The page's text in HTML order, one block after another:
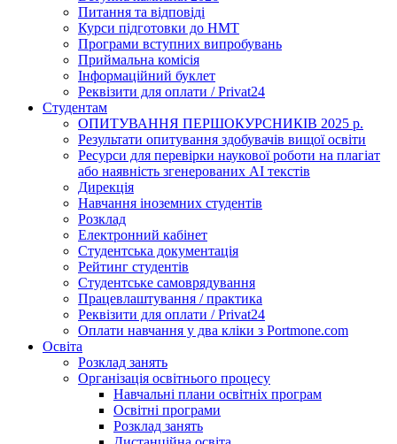
Питання та відповіді
Курси підготовки до НМТ
Програми вступних випробувань
Приймальна комісія
Інформаційний буклет
Реквізити для оплати / Privat24
Студентам
ОПИТУВАННЯ ПЕРШОКУРСНИКІВ 2025 р.
Результати опитування здобувачів вищої освіти
Ресурси для перевірки наукової роботи на плагіат
або наявність згенерованих АІ текстів
Дирекція
Навчання іноземних студентів
Розклад
Електронний кабінет
Студентська документація
Рейтинг студентів
Студентське самоврядування
Працевлаштування / практика
Реквізити для оплати / Privat24
Оплати навчання у два кліки з Portmone.com
Освіта
Розклад занять
Організація освітнього процесу
Навчальні плани освітніх програм
Освітні програми
Розклад занять